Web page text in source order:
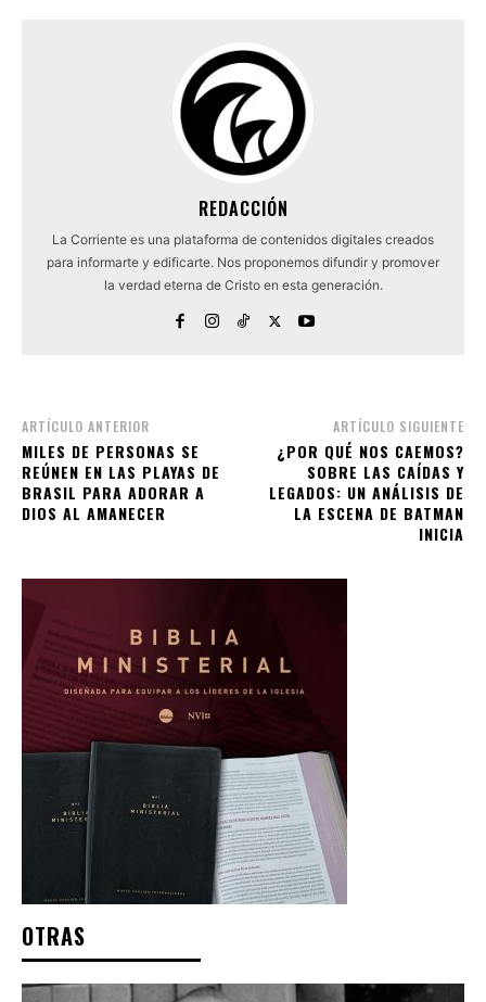
REDACCIÓN
La Corriente es una plataforma de contenidos digitales creados
para informarte y edificarte. Nos proponemos difundir y promover
la verdad eterna de Cristo en esta generación.
ARTÍCULO ANTERIOR
MILES DE PERSONAS SE
REÚNEN EN LAS PLAYAS DE
BRASIL PARA ADORAR A
DIOS AL AMANECER
ARTÍCULO SIGUIENTE
¿POR QUÉ NOS CAEMOS?
SOBRE LAS CAÍDAS Y
LEGADOS: UN ANÁLISIS DE
LA ESCENA DE BATMAN
INICIA
OTRAS